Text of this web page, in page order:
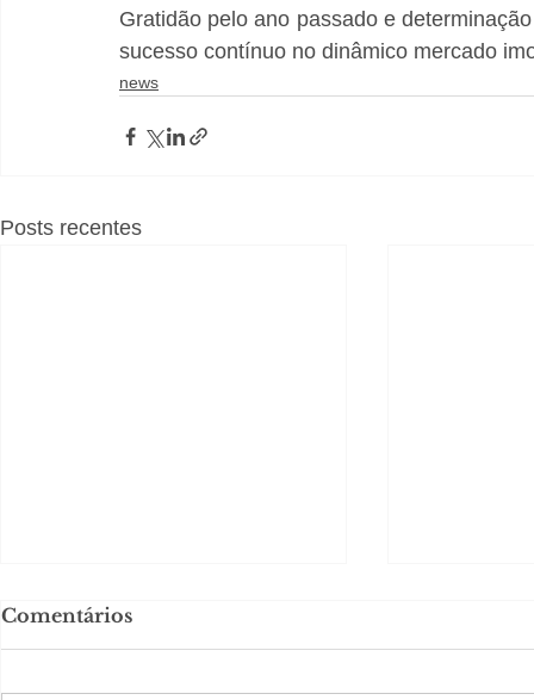
Gratidão pelo ano passado e
sucesso contínuo no dinâmico mercado
news
Posts recentes
Comentários